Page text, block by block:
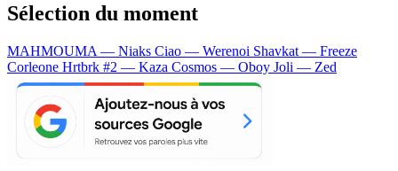
Sélection du moment
MAHMOUMA — Niaks Ciao — Werenoi Shavkat — Freeze
Corleone Hrtbrk #2 — Kaza Cosmos — Oboy Joli — Zed